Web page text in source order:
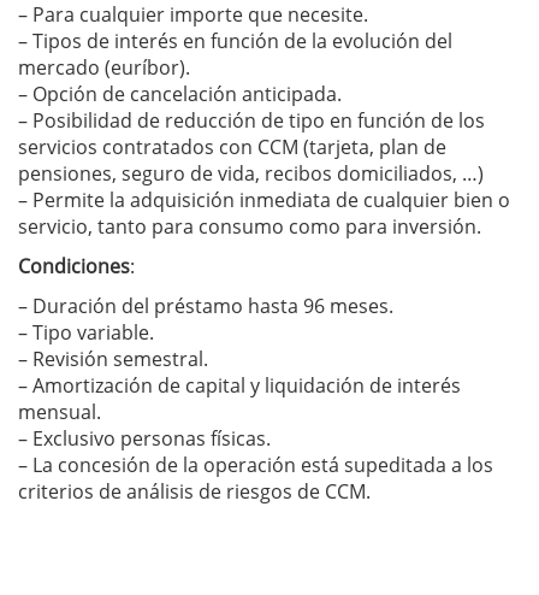
– Para cualquier importe que necesite.
– Tipos de interés en función de la evolución del
mercado (euríbor).
– Opción de cancelación anticipada.
– Posibilidad de reducción de tipo en función de los
servicios contratados con CCM (tarjeta, plan de
pensiones, seguro de vida, recibos domiciliados, …)
– Permite la adquisición inmediata de cualquier bien o
servicio, tanto para consumo como para inversión.
Condiciones:
– Duración del préstamo hasta 96 meses.
– Tipo variable.
– Revisión semestral.
– Amortización de capital y liquidación de interés
mensual.
– Exclusivo personas físicas.
– La concesión de la operación está supeditada a los
criterios de análisis de riesgos de CCM.